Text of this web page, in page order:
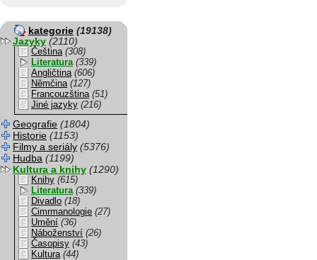
kategorie (19138)
Jazyky (2110)
Čeština (308)
Literatura (339)
Angličtina (606)
Němčina (127)
Francouzština (51)
Jiné jazyky (216)
Geografie (1804)
Historie (1153)
Filmy a seriály (5376)
Hudba (1199)
Kultura a knihy (1290)
Knihy (615)
Literatura (339)
Divadlo (18)
Cimrmanologie (27)
Umění (36)
Náboženství (26)
Časopisy (43)
Kultura (44)